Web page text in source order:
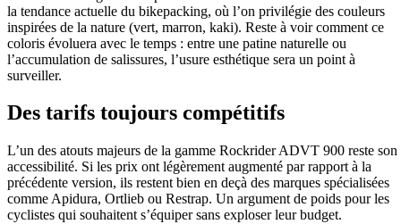
la tendance actuelle du bikepacking, où l’on privilégie des couleurs
inspirées de la nature (vert, marron, kaki). Reste à voir comment ce
coloris évoluera avec le temps : entre une patine naturelle ou
l’accumulation de salissures, l’usure esthétique sera un point à
surveiller.
Des tarifs toujours compétitifs
L’un des atouts majeurs de la gamme Rockrider ADVT 900 reste son
accessibilité. Si les prix ont légèrement augmenté par rapport à la
précédente version, ils restent bien en deçà des marques spécialisées
comme Apidura, Ortlieb ou Restrap. Un argument de poids pour les
cyclistes qui souhaitent s’équiper sans exploser leur budget.